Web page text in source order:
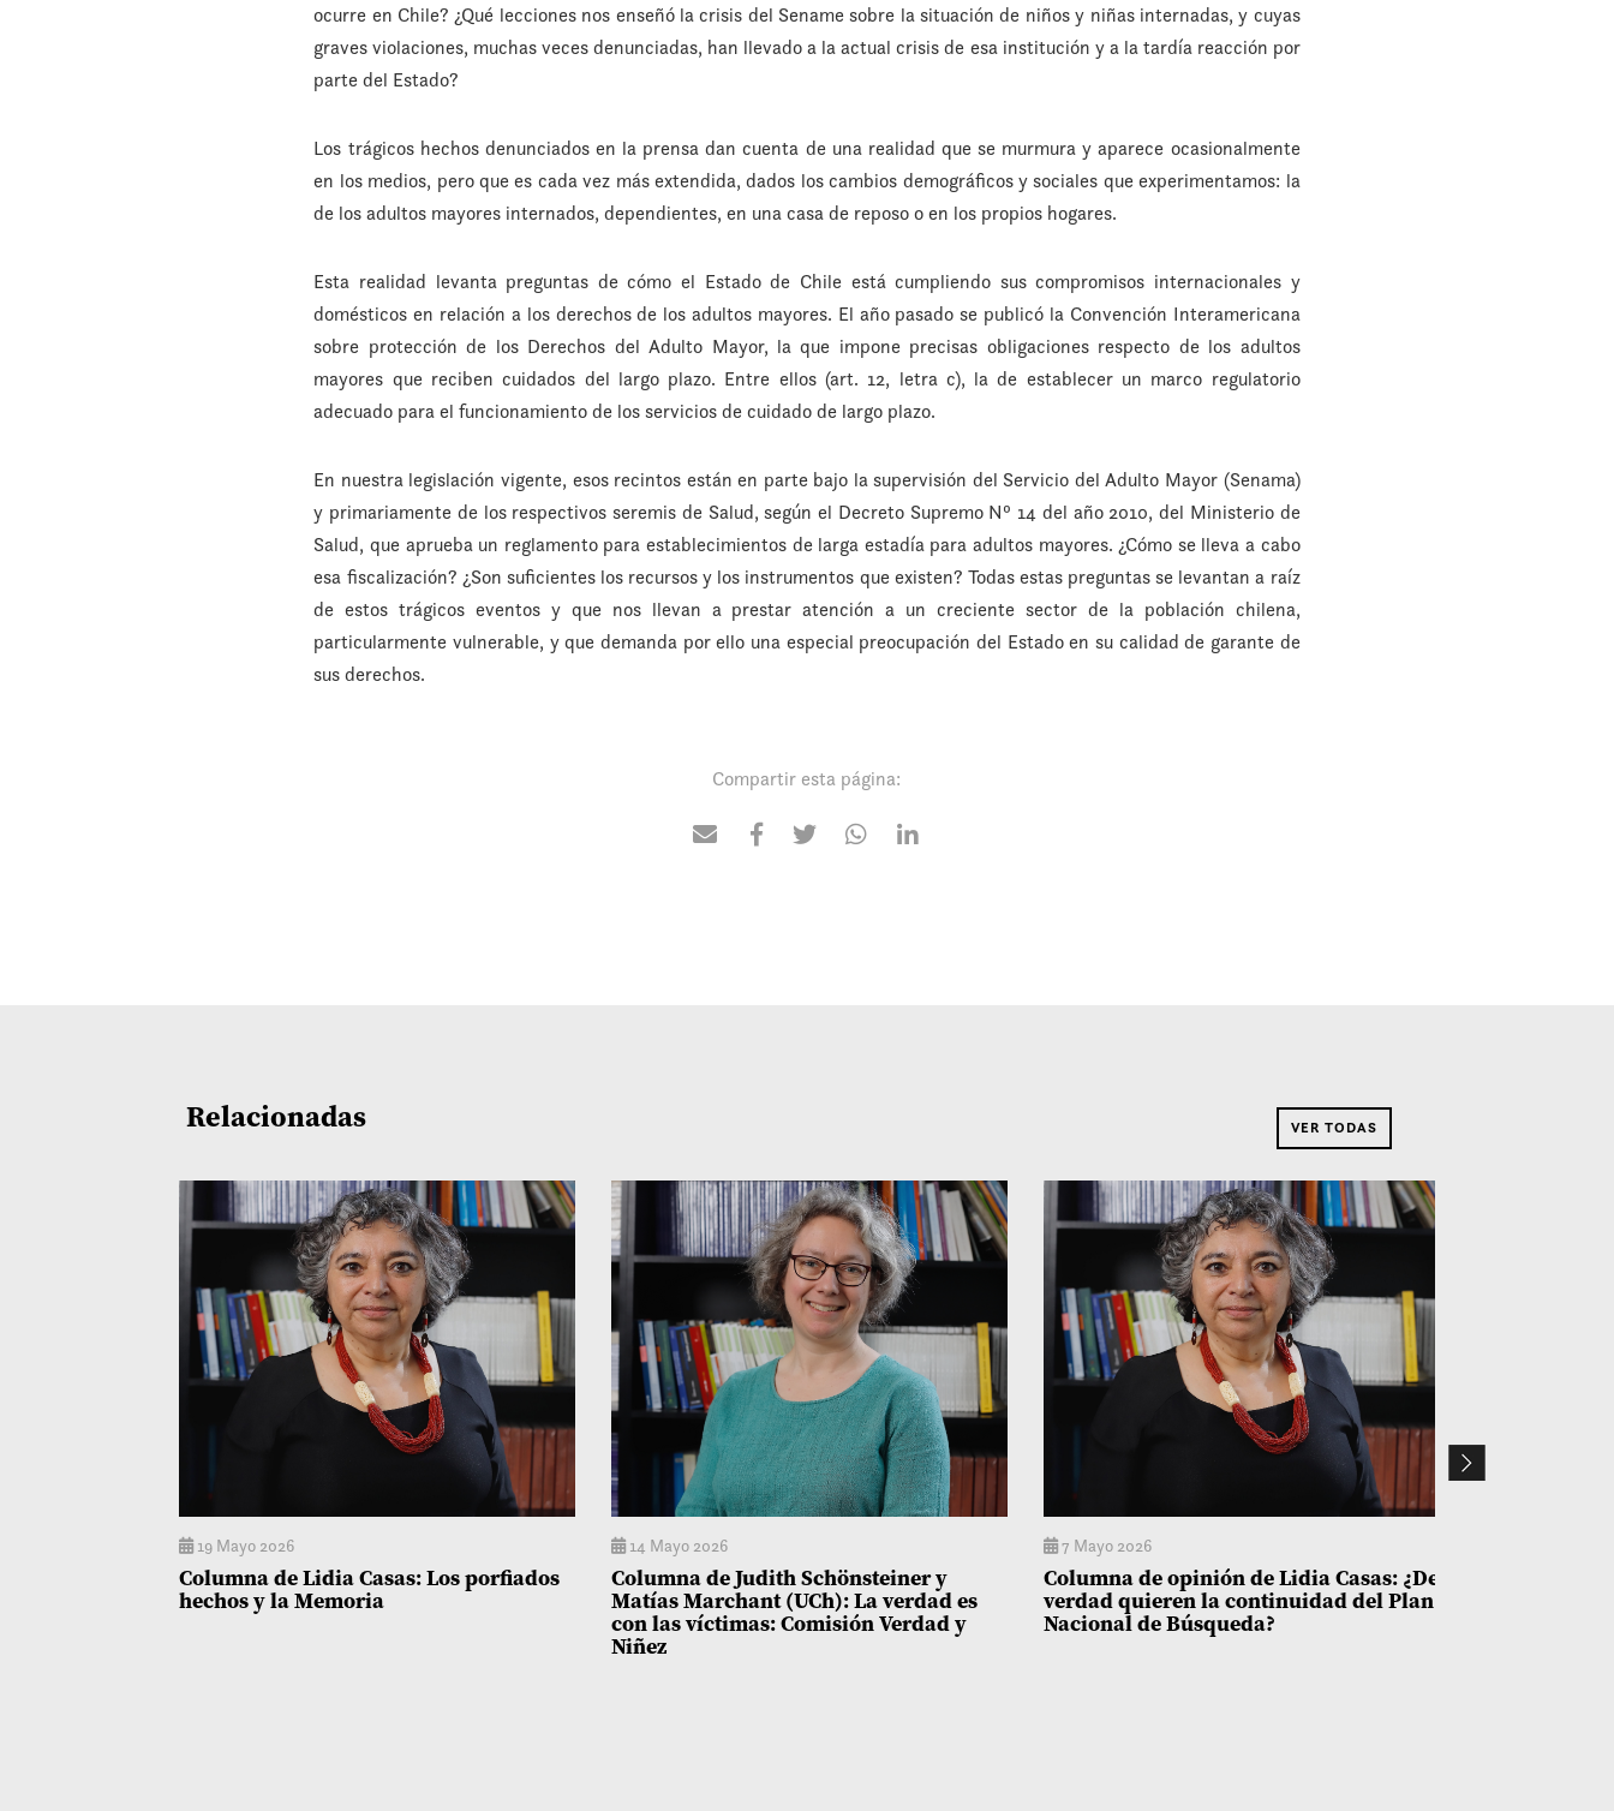
ocurre en Chile? ¿Qué lecciones nos enseñó la crisis del Sename sobre la situación de niños y niñas internadas, y cuyas
graves violaciones, muchas veces denunciadas, han llevado a la actual crisis de esa institución y a la tardía reacción por
parte del Estado?
Los trágicos hechos denunciados en la prensa dan cuenta de una realidad que se murmura y aparece ocasionalmente
en los medios, pero que es cada vez más extendida, dados los cambios demográficos y sociales que experimentamos: la
de los adultos mayores internados, dependientes, en una casa de reposo o en los propios hogares.
Esta realidad levanta preguntas de cómo el Estado de Chile está cumpliendo sus compromisos internacionales y
domésticos en relación a los derechos de los adultos mayores. El año pasado se publicó la Convención Interamericana
sobre protección de los Derechos del Adulto Mayor, la que impone precisas obligaciones respecto de los adultos
mayores que reciben cuidados del largo plazo. Entre ellos (art. 12, letra c), la de establecer un marco regulatorio
adecuado para el funcionamiento de los servicios de cuidado de largo plazo.
En nuestra legislación vigente, esos recintos están en parte bajo la supervisión del Servicio del Adulto Mayor (Senama)
y primariamente de los respectivos seremis de Salud, según el Decreto Supremo Nº 14 del año 2010, del Ministerio de
Salud, que aprueba un reglamento para establecimientos de larga estadía para adultos mayores. ¿Cómo se lleva a cabo
esa fiscalización? ¿Son suficientes los recursos y los instrumentos que existen? Todas estas preguntas se levantan a raíz
de estos trágicos eventos y que nos llevan a prestar atención a un creciente sector de la población chilena,
particularmente vulnerable, y que demanda por ello una especial preocupación del Estado en su calidad de garante de
sus derechos.
Compartir esta página:
Relacionadas VER TODAS
19 Mayo 2026
Columna de Lidia Casas: Los porfiados
hechos y la Memoria
14 Mayo 2026
Columna de Judith Schönsteiner y
Matías Marchant (UCh): La verdad es
con las víctimas: Comisión Verdad y
Niñez
7 Mayo 2026
Columna de opinión de Lidia Casas: ¿De
verdad quieren la continuidad del Plan
Nacional de Búsqueda?